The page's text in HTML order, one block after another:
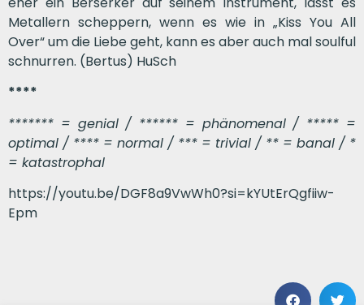
Metallern scheppern, wenn es wie in „Kiss You All
Over“ um die Liebe geht, kann es aber auch mal soulful
schnurren. (Bertus) HuSch
****
******* = genial / ****** = phänomenal / ***** =
optimal / **** = normal / *** = trivial / ** = banal / *
= katastrophal
https://youtu.be/DGF8a9VwWh0?si=kYUtErQgfiiw-
Epm